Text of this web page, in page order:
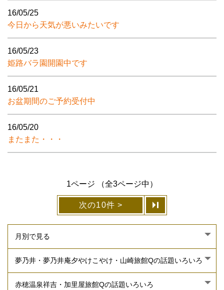
16/05/25
今日から天気が悪いみたいです
16/05/23
姫路バラ園開園中です
16/05/21
お盆期間のご予約受付中
16/05/20
またまた・・・
1ページ （全3ページ中）
次の10件